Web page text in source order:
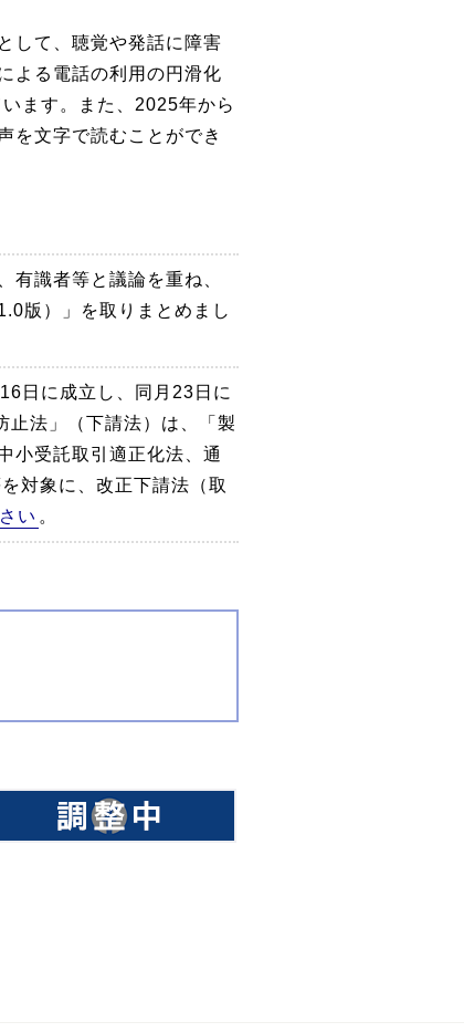
して、聴覚や発話に障害
よる電話の利用の円滑化
ます。また、2025年から
を文字で読むことができ
有識者等と議論を重ね、
版）」を取りまとめまし
日に成立し、同月23日に
止法」（下請法）は、「製
小受託取引適正化法、通
対象に、改正下請法（取
い 。